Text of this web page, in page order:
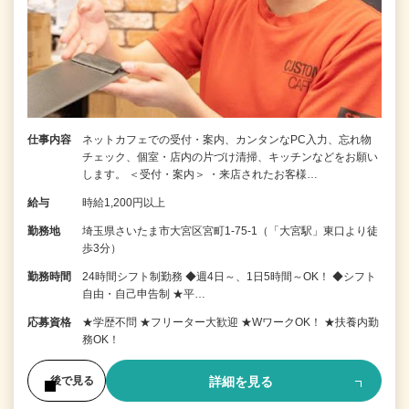
仕事内容
ネットカフェでの受付・案内、カンタンなPC入力、忘れ物
チェック、個室・店内の片づけ清掃、キッチンなどをお願い
します。 ＜受付・案内＞ ・来店されたお客様…
給与 時給1,200円以上
勤務地
埼玉県さいたま市大宮区宮町1-75-1（「大宮駅」東口より徒
歩3分）
勤務時間
24時間シフト制勤務 ◆週4日～、1日5時間～OK！ ◆シフト
自由・自己申告制 ★平…
応募資格
★学歴不問 ★フリーター大歓迎 ★WワークOK！ ★扶養内勤
務OK！
後で見る 詳細を見る